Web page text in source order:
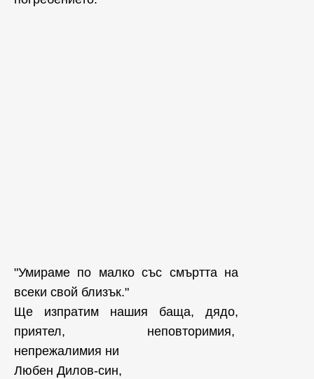
"Умираме по малко със смъртта на
всеки свой близък."
Ще изпратим нашия баща, дядо,
приятел, неповторимия,
непрежалимия ни
Любен Дилов-син,